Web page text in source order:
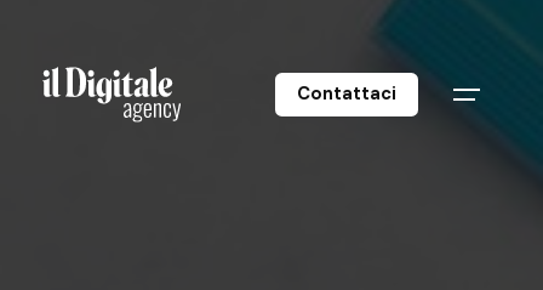
Contattaci